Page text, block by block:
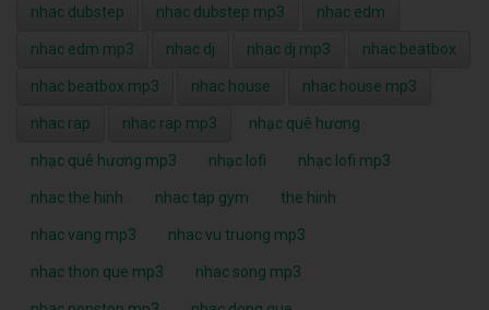
nhac dubstep nhac dubstep mp3 nhac edm
nhac edm mp3 nhac dj nhac dj mp3 nhac beatbox
nhac beatbox mp3 nhac house nhac house mp3
nhac rap nhac rap mp3 nhạc quê hương
nhạc quê hương mp3 nhạc lofi nhạc lofi mp3
nhac the hinh nhac tap gym the hinh
nhac vang mp3 nhac vu truong mp3
nhac thon que mp3 nhac song mp3